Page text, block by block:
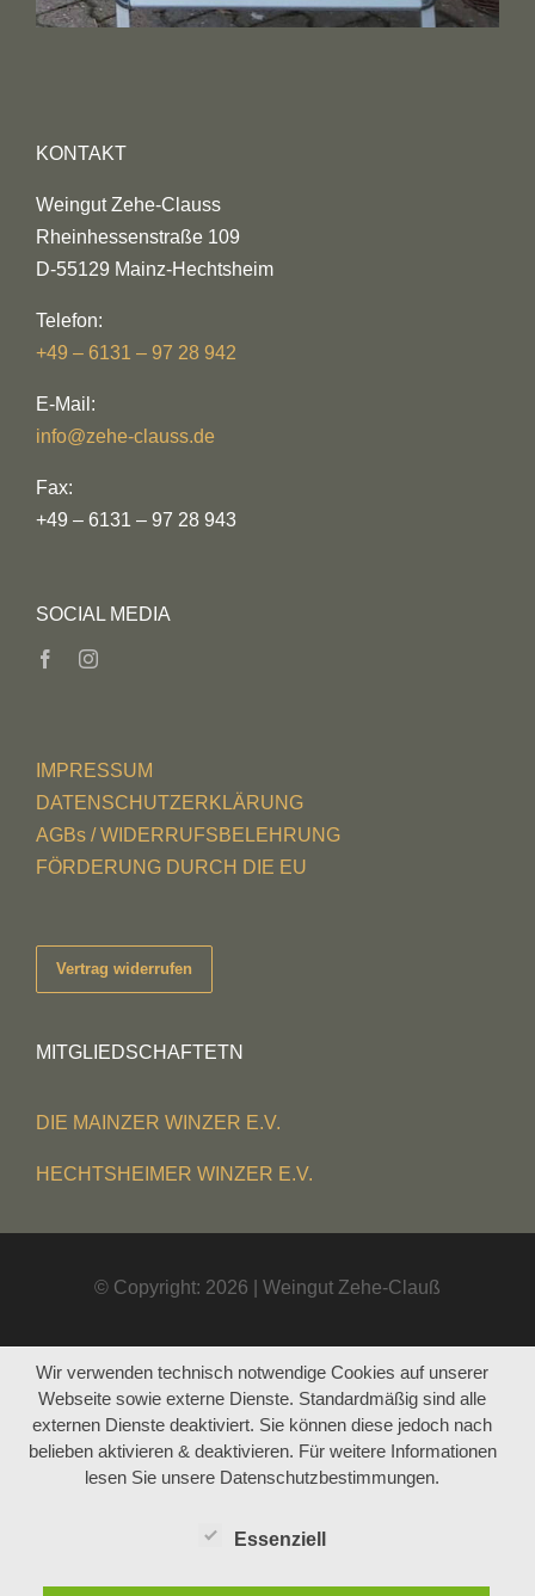
KONTAKT
Weingut Zehe-Clauss
Rheinhessenstraße 109
D-55129 Mainz-Hechtsheim
Telefon:
+49 – 6131 – 97 28 942
E-Mail:
info@zehe-clauss.de
Fax:
+49 – 6131 – 97 28 943
SOCIAL MEDIA
IMPRESSUM
DATENSCHUTZERKLÄRUNG
AGBs / WIDERRUFSBELEHRUNG
FÖRDERUNG DURCH DIE EU
Vertrag widerrufen
MITGLIEDSCHAFTETN
DIE MAINZER WINZER E.V.
HECHTSHEIMER WINZER E.V.
© Copyright: 2026 | Weingut Zehe-Clauß
Wir verwenden technisch notwendige Cookies auf unserer
Webseite sowie externe Dienste. Standardmäßig sind alle
externen Dienste deaktiviert. Sie können diese jedoch nach
belieben aktivieren & deaktivieren. Für weitere Informationen
lesen Sie unsere Datenschutzbestimmungen.
Essenziell